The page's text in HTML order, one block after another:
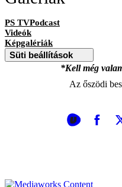
PS TVPodcast
Videók
Képgalériák
Süti beállítások
*Kell még
Az őszödi